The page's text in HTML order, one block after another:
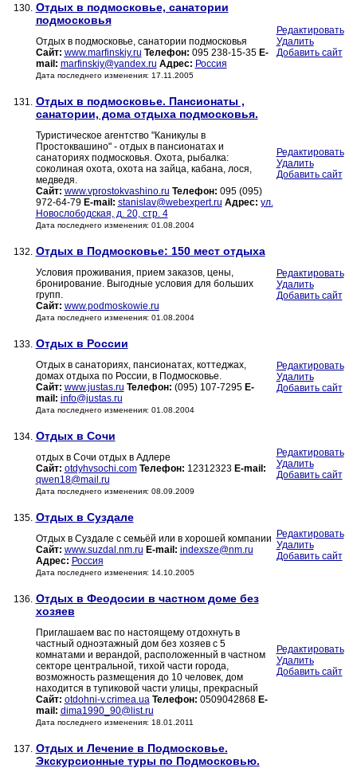
130. Отдых в подмосковье, санатории
подмосковья
Отдых в подмосковье, санатории подмосковья
Сайт: www.marfinskiy.ru Телефон: 095 238-15-35 E-
mail: marfinskiy@yandex.ru Адрес: Россия
Дата последнего изменения: 17.11.2005
Редактировать
Удалить
Добавить сайт
131. Отдых в подмосковье. Пансионаты ,
санатории, дома отдыха подмосковья.
Туристическое агентство "Каникулы в
Простоквашино" - отдых в пансионатах и
санаториях подмосковья. Охота, рыбалка:
соколиная охота, охота на зайца, кабана, лося,
медведя.
Сайт: www.vprostokvashino.ru Телефон: 095 (095)
972-64-79 E-mail: stanislav@webexpert.ru Адрес: ул.
Новослободская, д. 20, стр. 4
Дата последнего изменения: 01.08.2004
Редактировать
Удалить
Добавить сайт
132. Отдых в Подмосковье: 150 мест отдыха
Условия проживания, прием заказов, цены,
бронирование. Выгодные условия для больших
групп.
Сайт: www.podmoskowie.ru
Дата последнего изменения: 01.08.2004
Редактировать
Удалить
Добавить сайт
133. Отдых в России
Отдых в санаториях, пансионатах, коттеджах,
домах отдыха по России, в Подмосковье.
Сайт: www.justas.ru Телефон: (095) 107-7295 E-
mail: info@justas.ru
Дата последнего изменения: 01.08.2004
Редактировать
Удалить
Добавить сайт
134. Отдых в Сочи
отдых в Сочи отдых в Адлере
Сайт: otdyhvsochi.com Телефон: 12312323 E-mail:
qwen18@mail.ru
Дата последнего изменения: 08.09.2009
Редактировать
Удалить
Добавить сайт
135. Отдых в Суздале
Отдых в Суздале с семьёй или в хорошей компании
Сайт: www.suzdal.nm.ru E-mail: indexsze@nm.ru
Адрес: Россия
Дата последнего изменения: 14.10.2005
Редактировать
Удалить
Добавить сайт
136. Отдых в Феодосии в частном доме без
хозяев
Приглашаем вас по настоящему отдохнуть в
частный одноэтажный дом без хозяев с 5
комнатами и верандой, расположенный в частном
секторе центральной, тихой части города,
возможность размещения до 10 человек, дом
находится в тупиковой части улицы, прекрасный
Сайт: otdohni-v.crimea.ua Телефон: 0509042868 E-
mail: dima1990_90@list.ru
Дата последнего изменения: 18.01.2011
Редактировать
Удалить
Добавить сайт
137. Отдых и Лечение в Подмосковье.
Экскурсионные туры по Подмосковью.